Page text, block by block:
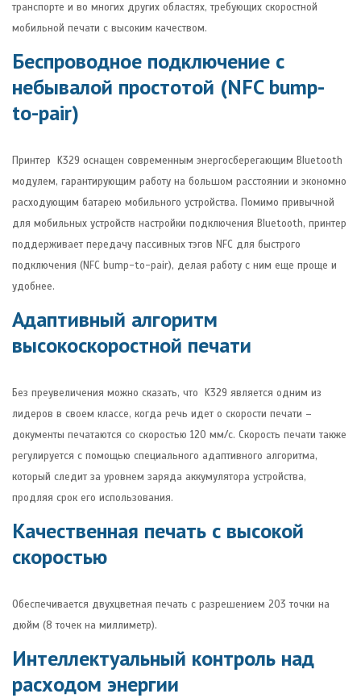
транспорте и во многих других областях, требующих скоростной
мобильной печати с высоким качеством.
Беспроводное подключение с
небывалой простотой (NFC bump-
to-pair)
Принтер K329 оснащен современным энергосберегающим Bluetooth
модулем, гарантирующим работу на большом расстоянии и экономно
расходующим батарею мобильного устройства. Помимо привычной
для мобильных устройств настройки подключения Bluetooth, принтер
поддерживает передачу пассивных тэгов NFC для быстрого
подключения (NFC bump-to-pair), делая работу с ним еще проще и
удобнее.
Адаптивный алгоритм
высокоскоростной печати
Без преувеличения можно сказать, что K329 является одним из
лидеров в своем классе, когда речь идет о скорости печати –
документы печатаются со скоростью 120 мм/с. Скорость печати также
регулируется с помощью специального адаптивного алгоритма,
который следит за уровнем заряда аккумулятора устройства,
продляя срок его использования.
Качественная печать с высокой
скоростью
Обеспечивается двухцветная печать с разрешением 203 точки на
дюйм (8 точек на миллиметр).
Интеллектуальный контроль над
расходом энергии